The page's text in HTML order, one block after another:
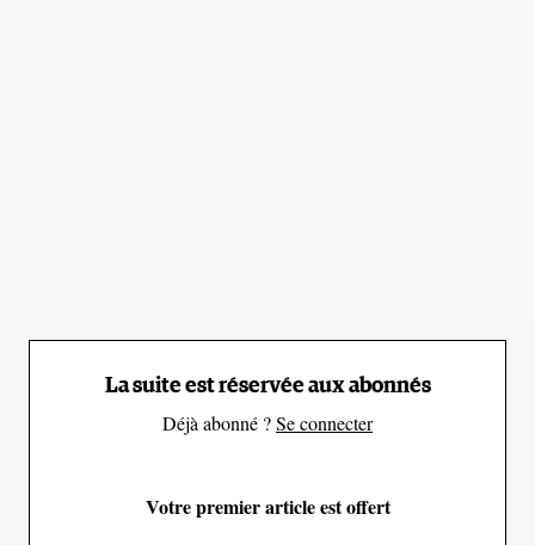
Plus les camps sont élevés,
problème
La suite est réservée aux abonnés
Déjà abonné ?Se connecter
Votre premier article est offert